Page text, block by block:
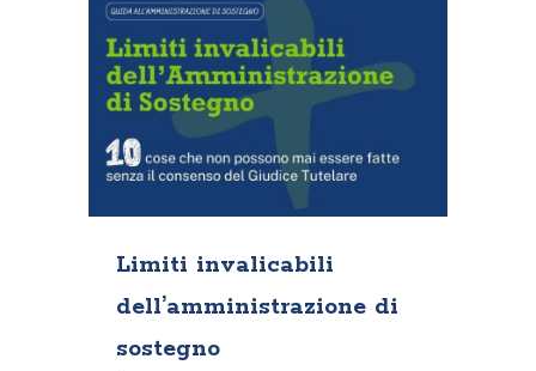
Limiti invalicabili
dell’amministrazione di
sostegno